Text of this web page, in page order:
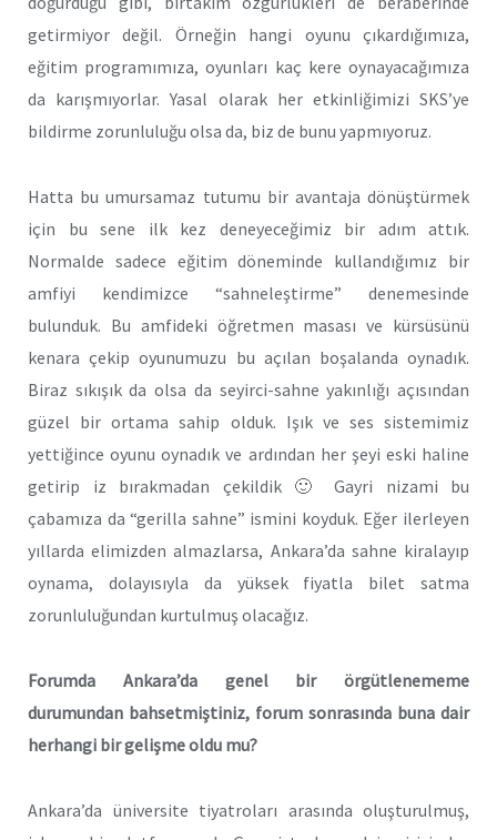
getirmiyor değil. Örneğin hangi oyunu çıkardığımıza,
eğitim programımıza, oyunları kaç kere oynayacağımıza
da karışmıyorlar. Yasal olarak her etkinliğimizi SKS’ye
bildirme zorunluluğu olsa da, biz de bunu yapmıyoruz.
Hatta bu umursamaz tutumu bir avantaja dönüştürmek
için bu sene ilk kez deneyeceğimiz bir adım attık.
Normalde sadece eğitim döneminde kullandığımız bir
amfiyi kendimizce “sahneleştirme” denemesinde
bulunduk. Bu amfideki öğretmen masası ve kürsüsünü
kenara çekip oyunumuzu bu açılan boşalanda oynadık.
Biraz sıkışık da olsa da seyirci-sahne yakınlığı açısından
güzel bir ortama sahip olduk. Işık ve ses sistemimiz
yettiğince oyunu oynadık ve ardından her şeyi eski haline
getirip iz bırakmadan çekildik 🙂 Gayri nizami bu
çabamıza da “gerilla sahne” ismini koyduk. Eğer ilerleyen
yıllarda elimizden almazlarsa, Ankara’da sahne kiralayıp
oynama, dolayısıyla da yüksek fiyatla bilet satma
zorunluluğundan kurtulmuş olacağız.
Forumda Ankara’da genel bir örgütlenememe
durumundan bahsetmiştiniz, forum sonrasında buna dair
herhangi bir gelişme oldu mu?
Ankara’da üniversite tiyatroları arasında oluşturulmuş,